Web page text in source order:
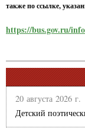
также по ссылке,
https://bus.gov.ru/
20 августа 2026 г.
Детский